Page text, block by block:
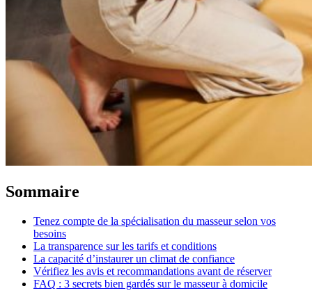
Sommaire
Tenez compte de la spécialisation du masseur selon vos
besoins
La transparence sur les tarifs et conditions
La capacité d’instaurer un climat de confiance
Vérifiez les avis et recommandations avant de réserver
FAQ : 3 secrets bien gardés sur le masseur à domicile